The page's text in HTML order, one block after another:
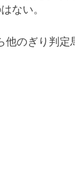
ない。
のぎり判定